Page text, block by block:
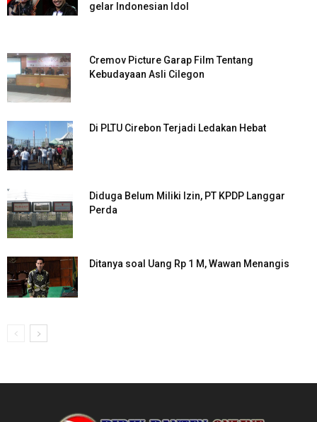
gelar Indonesian Idol
Cremov Picture Garap Film Tentang
Kebudayaan Asli Cilegon
Di PLTU Cirebon Terjadi Ledakan Hebat
Diduga Belum Miliki Izin, PT KPDP Langgar
Perda
Ditanya soal Uang Rp 1 M, Wawan Menangis